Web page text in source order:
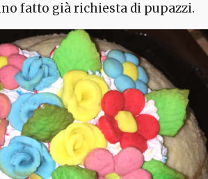
fatto già richiesta di pupazzi.